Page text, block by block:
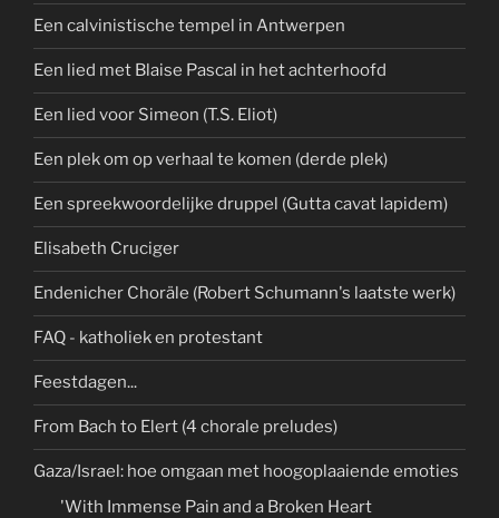
Een calvinistische tempel in Antwerpen
Een lied met Blaise Pascal in het achterhoofd
Een lied voor Simeon (T.S. Eliot)
Een plek om op verhaal te komen (derde plek)
Een spreekwoordelijke druppel (Gutta cavat lapidem)
Elisabeth Cruciger
Endenicher Choräle (Robert Schumann's laatste werk)
FAQ - katholiek en protestant
Feestdagen...
From Bach to Elert (4 chorale preludes)
Gaza/Israel: hoe omgaan met hoogoplaaiende emoties
'With Immense Pain and a Broken Heart